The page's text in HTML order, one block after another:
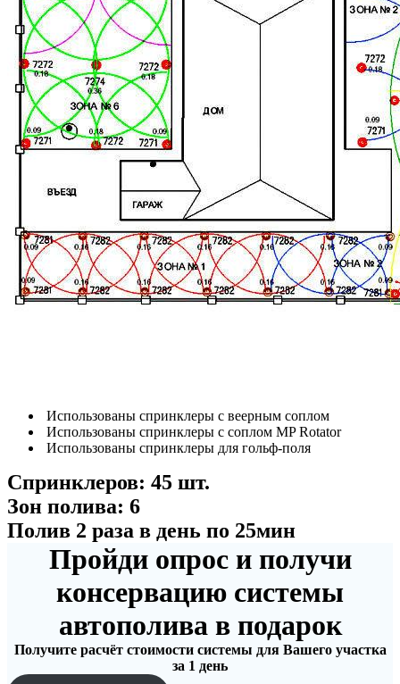
Использованы спринклеры с веерным соплом
Использованы спринклеры с соплом MP Rotator
Использованы спринклеры для гольф-поля
Спринклеров: 45 шт.
Зон полива: 6
Полив 2 раза в день по 25мин
Пройди опрос и получи
консервацию системы
автополива в подарок
Получите расчёт стоимости системы для Вашего участка
за 1 день